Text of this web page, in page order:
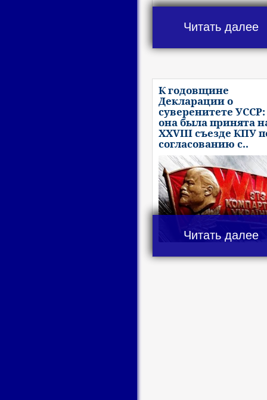
Читать далее
К годовщине
Декларации о
суверенитете УССР:
она была принята
XXVIII съезде КПУ
согласованию с..
Читать далее